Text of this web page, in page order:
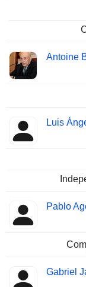
Antoine
Luis
Pablo
Gabriel